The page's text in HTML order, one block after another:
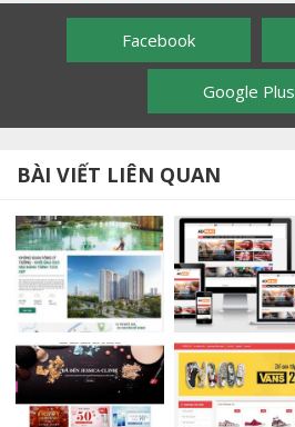
Facebook
Google Plus
BÀI VIẾT LIÊN QUAN